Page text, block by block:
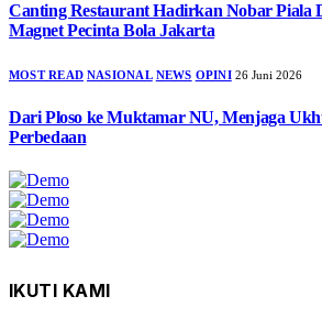
Canting Restaurant Hadirkan Nobar Piala
Magnet Pecinta Bola Jakarta
MOST READ NASIONAL NEWS OPINI 26 Juni 2026
Dari Ploso ke Muktamar NU, Menjaga
Perbedaan
IKUTI KAMI